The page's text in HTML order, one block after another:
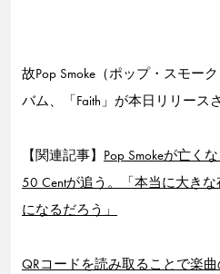
故Pop Smoke（ポップ・スモー
バム、「Faith」が本日リリース
【関連記事】 Pop Smokeが亡く
50 Centが追う。「本当に大き
になるだろう」
QRコードを読み取ることで楽